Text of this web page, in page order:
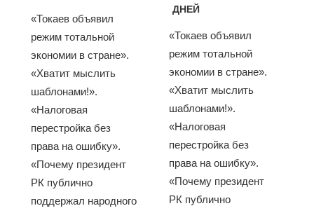
«Токаев объявил
режим тотальной
экономии в стране».
«Хватит мыслить
шаблонами!».
«Налоговая
перестройка без
права на ошибку».
«Почему президент
РК публично
поддержал народного
ДНЕЙ
«Токаев объявил
режим тотальной
экономии в стране».
«Хватит мыслить
шаблонами!».
«Налоговая
перестройка без
права на ошибку».
«Почему президент
РК публично